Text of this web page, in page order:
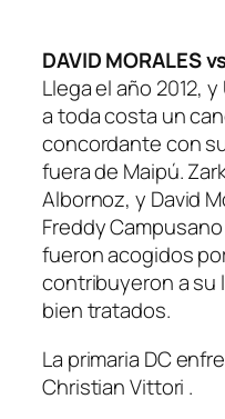
DAVID MORALES
Llega el año 2012,
a toda costa un
concordante con
fuera de Maipú.
Albornoz, y David
Freddy
fueron acogidos
contribuyeron a su
bien tratados.
La primaria DC
Christian Vittori .